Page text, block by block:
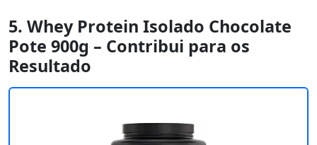
5. Whey Protein Isolado Chocolate
Pote 900g – Contribui para os
Resultado